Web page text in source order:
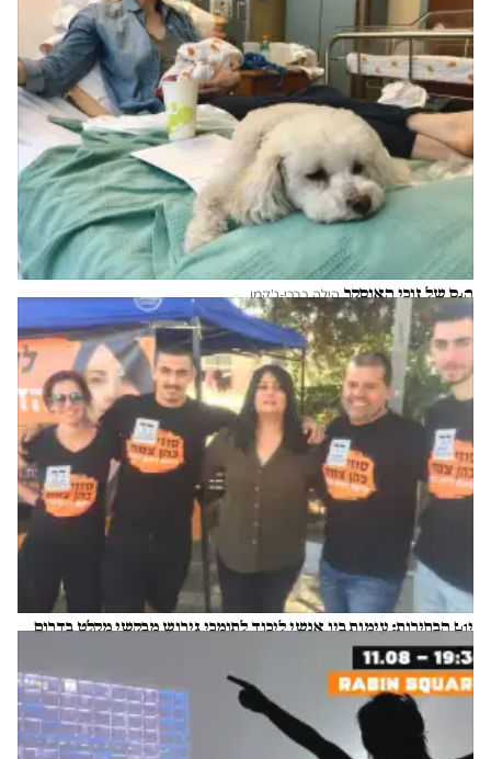
הנס של זוכי האוסקר הילה ברבי-ג'קמן
יום הבחירות: עימות בין אנשי ליכוד לתומכי גירוש מבקשי מקלט בדרום
ת"א ניצן פינקו